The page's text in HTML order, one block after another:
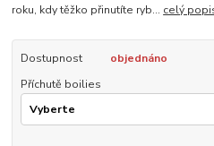
roku, kdy těžko přinutíte ryb... celý
Dostupnost
objednáno
Příchutě boilies